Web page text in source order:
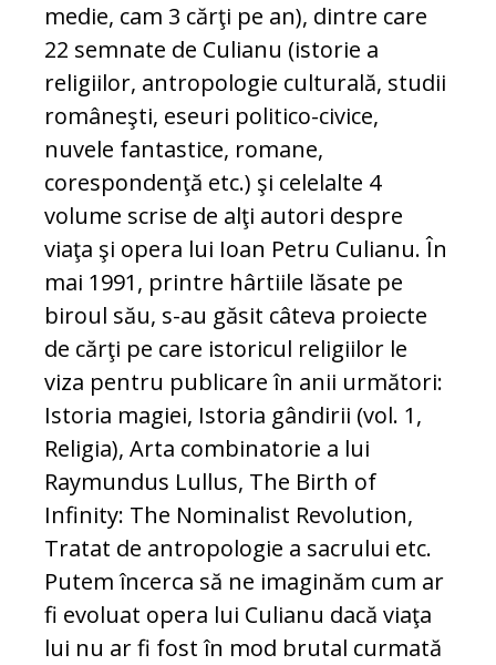
medie, cam 3 cărţi pe an), dintre care
22 semnate de Culianu (istorie a
religiilor, antropologie culturală, studii
româneşti, eseuri politico-civice,
nuvele fantastice, romane,
corespondenţă etc.) şi celelalte 4
volume scrise de alţi autori despre
viaţa şi opera lui Ioan Petru Culianu. În
mai 1991, printre hârtiile lăsate pe
biroul său, s-au găsit câteva proiecte
de cărţi pe care istoricul religiilor le
viza pentru publicare în anii următori:
Istoria magiei, Istoria gândirii (vol. 1,
Religia), Arta combinatorie a lui
Raymundus Lullus, The Birth of
Infinity: The Nominalist Revolution,
Tratat de antropologie a sacrului etc.
Putem încerca să ne imaginăm cum ar
fi evoluat opera lui Culianu dacă viaţa
lui nu ar fi fost în mod brutal curmată